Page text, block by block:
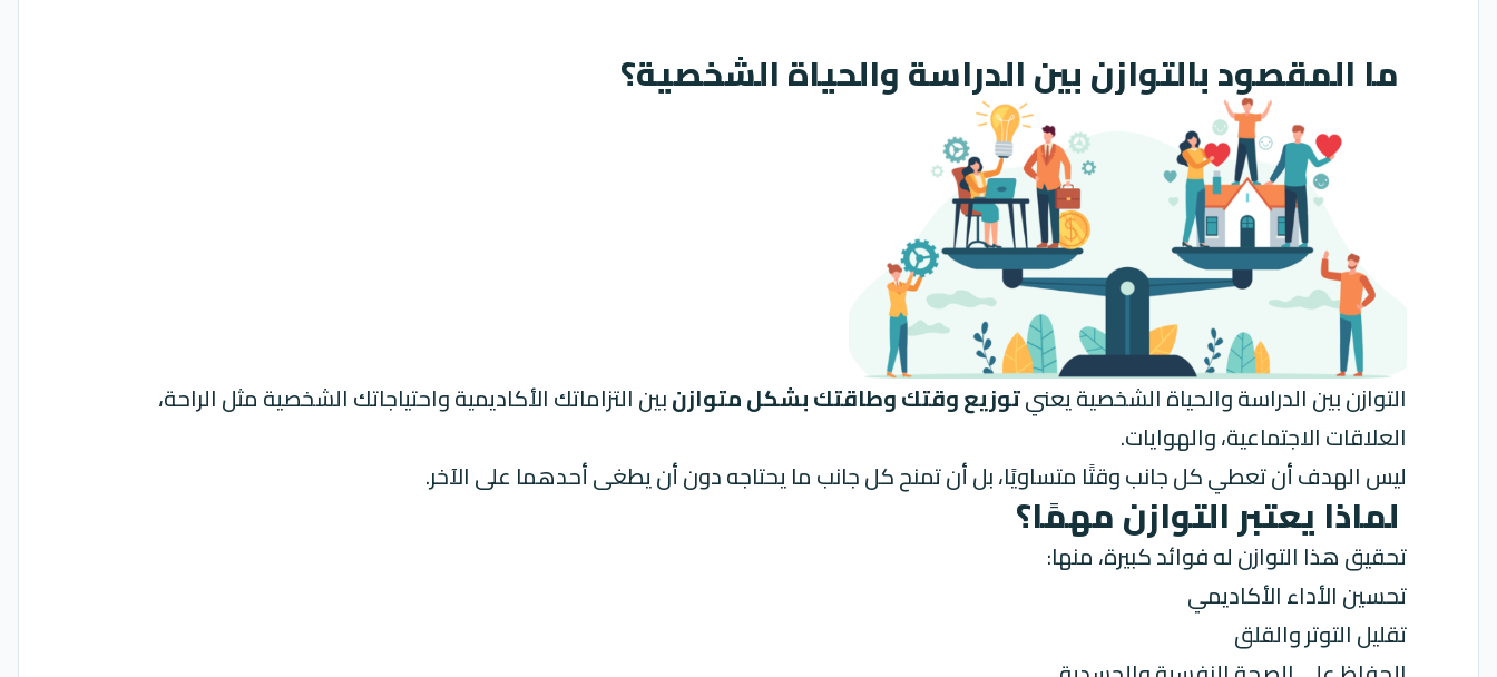
ما المقصود بالتوازن بين الدراسة والحياة الشخصية؟
التوازن بين الدراسة والحياة الشخصية يعنيتوزيع وقتك وطاقتك بشكل متوازنبين التزاماتك الأكاديمية واحتياجاتك الشخصية مثل الراحة،
العلاقات الاجتماعية، والهوايات.
ليس الهدف أن تعطي كل جانب وقتًا متساويًا، بل أن تمنح كل جانب ما يحتاجه دون أن يطغى أحدهما على الآخر.
لماذا يعتبر التوازن مهمًا؟
تحقيق هذا التوازن له فوائد كبيرة، منها:
تحسين الأداء الأكاديمي
تقليل التوتر والقلق